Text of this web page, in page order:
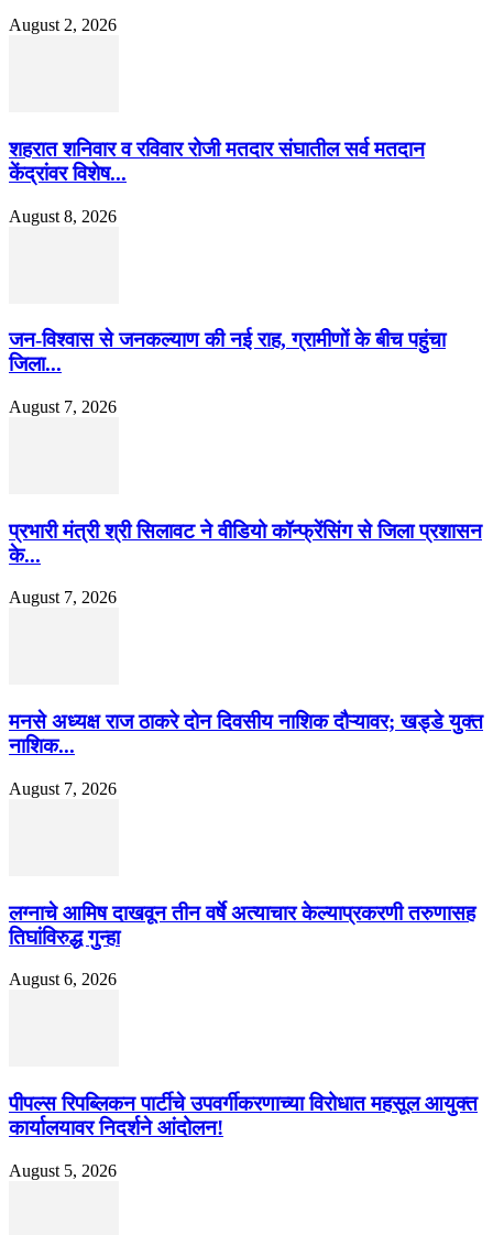
August 2, 2026
शहरात शनिवार व रविवार रोजी मतदार संघातील सर्व मतदान
केंद्रांवर विशेष...
August 8, 2026
जन-विश्वास से जनकल्याण की नई राह, ग्रामीणों के बीच पहुंचा
जिला...
August 7, 2026
प्रभारी मंत्री श्री सिलावट ने वीडियो कॉन्फ्रेंसिंग से जिला प्रशासन
के...
August 7, 2026
मनसे अध्यक्ष राज ठाकरे दोन दिवसीय नाशिक दौऱ्यावर; खड्डे युक्त
नाशिक...
August 7, 2026
लग्नाचे आमिष दाखवून तीन वर्षे अत्याचार केल्याप्रकरणी तरुणासह
तिघांविरुद्ध गुन्हा
August 6, 2026
पीपल्स रिपब्लिकन पार्टीचे उपवर्गीकरणाच्या विरोधात महसूल आयुक्त
कार्यालयावर निदर्शने आंदोलन!
August 5, 2026